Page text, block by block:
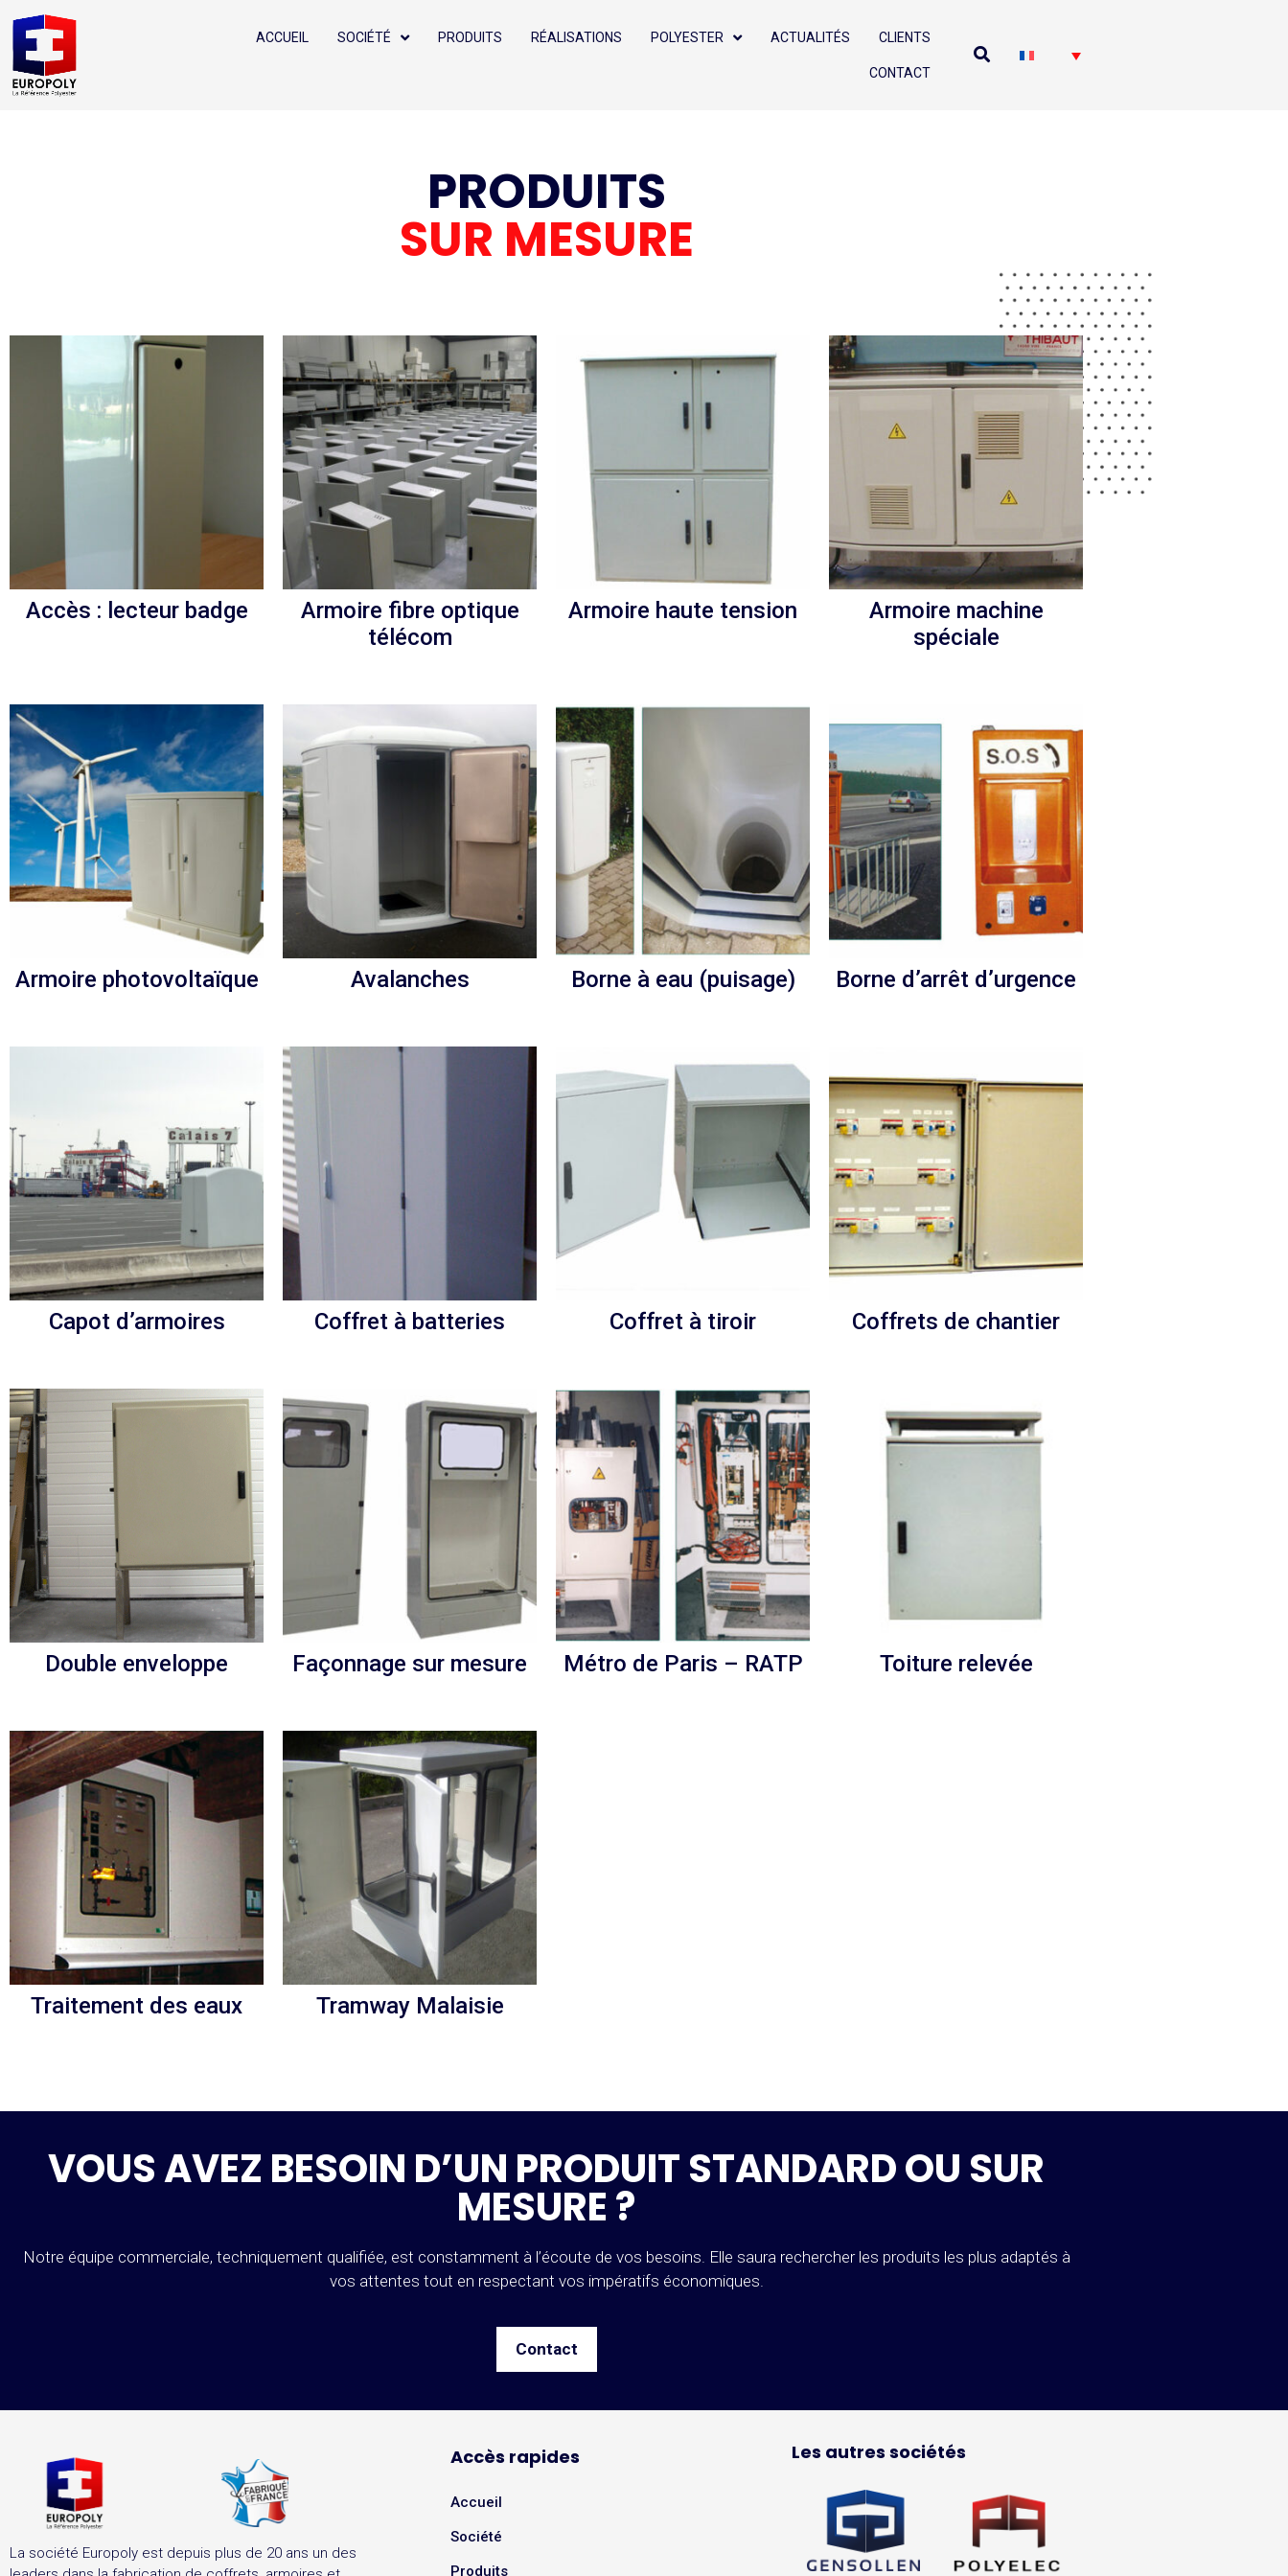
ACCUEIL SOCIÉTÉ PRODUITS RÉALISATIONS POLYESTER ACTUALITÉS CLIENTS
CONTACT
PRODUITS
SUR MESURE
Accès : lecteur badge
Armoire fibre optique
télécom
Armoire haute tension
Armoire machine
spéciale
Armoire photovoltaïque Avalanches Borne à eau (puisage) Borne d’arrêt d’urgence
Capot d’armoires Coffret à batteries Coffret à tiroir Coffrets de chantier
Double enveloppe Façonnage sur mesure Métro de Paris – RATP Toiture relevée
Traitement des eaux Tramway Malaisie
VOUS AVEZ BESOIN D’UN PRODUIT STANDARD OU SUR
MESURE ?
Notre équipe commerciale, techniquement qualifiée, est constamment à l’écoute de vos besoins. Elle saura rechercher les produits les plus adaptés à
vos attentes tout en respectant vos impératifs économiques.
Contact
La société Europoly est depuis plus de 20 ans un des
Accès rapides
Accueil
Société
Produits
Les autres sociétés